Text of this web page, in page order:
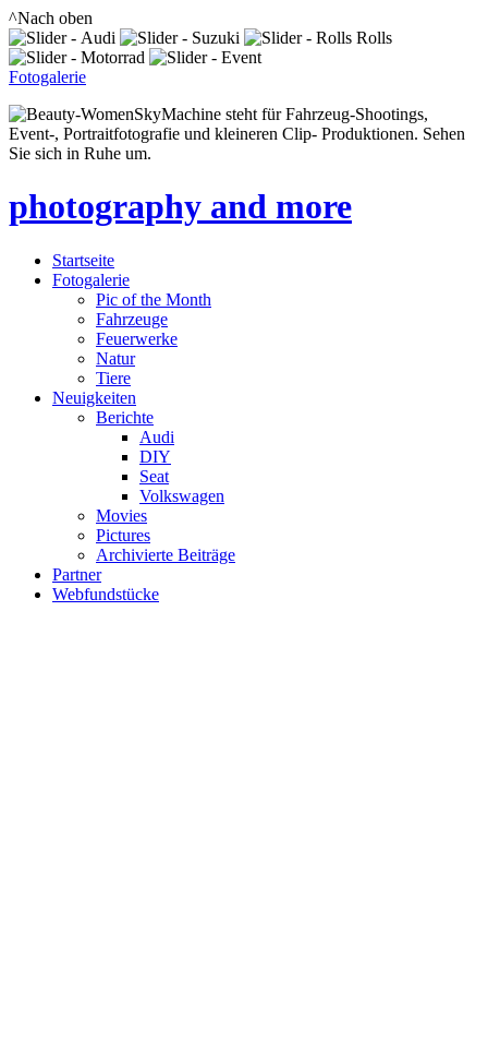
^Nach oben
Fotogalerie
SkyMachine steht für Fahrzeug-Shootings,
Event-, Portraitfotografie und kleineren Clip- Produktionen. Sehen
Sie sich in Ruhe um.
photography and more
Startseite
Fotogalerie
Pic of the Month
Fahrzeuge
Feuerwerke
Natur
Tiere
Neuigkeiten
Berichte
Audi
DIY
Seat
Volkswagen
Movies
Pictures
Archivierte Beiträge
Partner
Webfundstücke